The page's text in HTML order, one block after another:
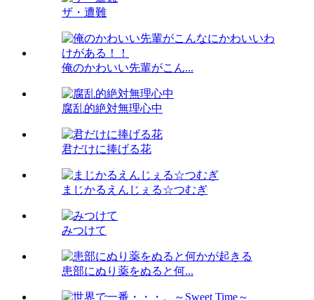
ザ・遭難
俺のかわいい先輩がこん...
腐乱的絶対無理心中
君だけに捧げる花
まじかるえんじぇる☆つむぎ
みつけて
患部にぬり薬をぬると何...